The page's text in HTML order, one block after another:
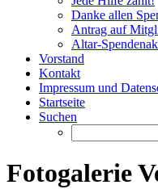
Danke allen
Antrag auf
Altar-
Vorstand
Kontakt
Impressum und
Startseite
Suchen
Fotogalerie